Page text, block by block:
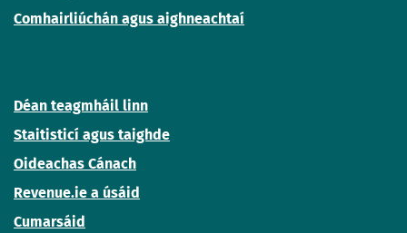
Comhairliúchán agus aighneachtaí
Déan teagmháil linn
Staitisticí agus taighde
Oideachas Cánach
Revenue.ie a úsáid
Cumarsáid